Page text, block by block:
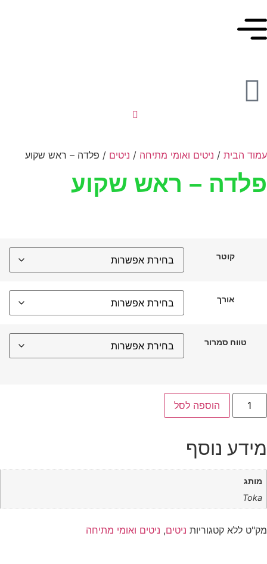
עמוד הבית/ ניטים ואומי מתיחה / ניטים / פלדה – ראש שקוע
פלדה – ראש שקוע
קוטר
אורך
טווח סמרור
הוספה לסל
מידע נוסף
מותג
Toka
מק"ט ללא קטגוריות ניטים, ניטים ואומי מתיחה